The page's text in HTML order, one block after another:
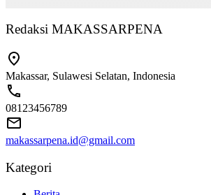
Redaksi MAKASSARPENA
Makassar, Sulawesi Selatan, Indonesia
08123456789
makassarpena.id@gmail.com
Kategori